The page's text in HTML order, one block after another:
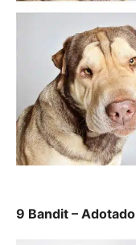
9 Bandit – Adotado